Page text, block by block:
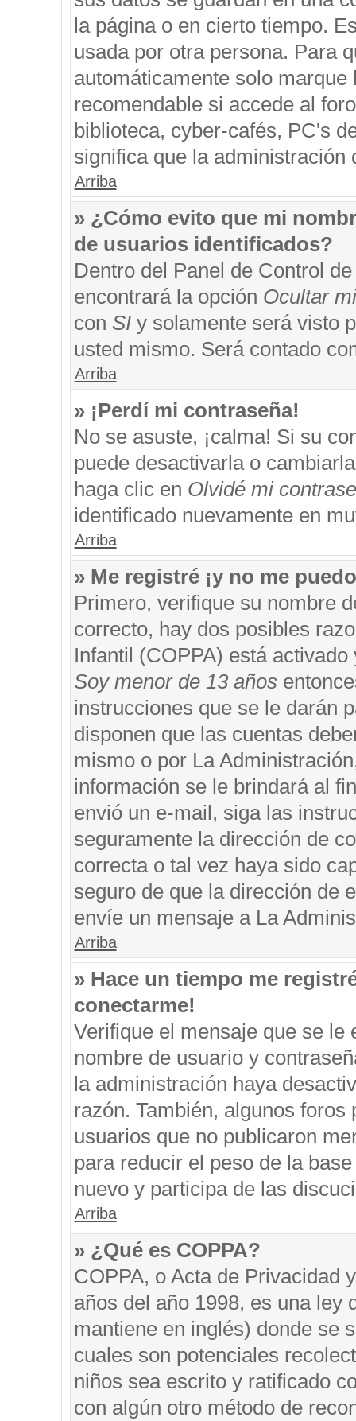
la página o en cierto tiempo.
usada por otra persona. Para
automáticamente solo
recomendable si accede al
biblioteca, cyber-cafés, PC's
significa que la administración
Arriba
» ¿Cómo evito que mi
de usuarios identificados?
Dentro del Panel de Control
encontrará la opción Ocultar
con SIy solamente será visto
usted mismo. Será contado
Arriba
» ¡Perdí mi contraseña!
No se asuste, ¡calma! Si su
puede desactivarla o
haga clic en Olvidé mi
identificado nuevamente en
Arriba
» Me registré ¡y no me
Primero, verifique su nombre
correcto, hay dos posibles
Infantil (COPPA) está
Soy menor de 13 años
instrucciones que se le darán
disponen que las cuentas
mismo o por La
información se le brindará al
envió un e-mail, siga las
seguramente la dirección de
correcta o tal vez haya sido
seguro de que la dirección de
envíe un mensaje a La
Arriba
» Hace un tiempo me
conectarme!
Verifique el mensaje que se
nombre de usuario y
la administración haya
razón. También, algunos
usuarios que no publicaron
para reducir el peso de la
nuevo y participa de las
Arriba
» ¿Qué es COPPA?
COPPA, o Acta de Privacidad
años del año 1998, es una ley
mantiene en inglés) donde se
cuales son potenciales
niños sea escrito y ratificado
con algún otro método de